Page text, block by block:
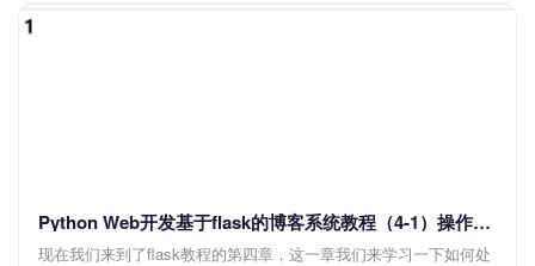
Python Web开发基于flask的博客系统教程（4-1）操作url的参数（查询字符串）
现在我们来到了flask教程的第四章，这一章我们来学习一下如何处